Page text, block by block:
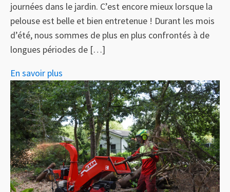
journées dans le jardin. C’est encore mieux lorsque la
pelouse est belle et bien entretenue ! Durant les mois
d’été, nous sommes de plus en plus confrontés à de
longues périodes de […]
En savoir plus